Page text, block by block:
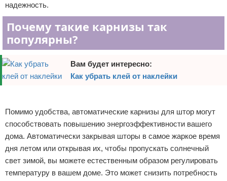
Парфюмерия
Прически
Разное
Уход за лицом
надежность.
Почему такие карнизы так
популярны?
Вам будет интересно:
Как убрать клей от наклейки
Помимо удобства, автоматические карнизы для штор могут
способствовать повышению энергоэффективности вашего
дома. Автоматически закрывая шторы в самое жаркое время
дня летом или открывая их, чтобы пропускать солнечный
свет зимой, вы можете естественным образом регулировать
температуру в вашем доме. Это может снизить потребность